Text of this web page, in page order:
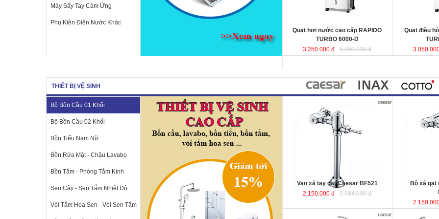
Máy Sấy Tay Cảm Ứng
Phụ Kiện Điện Nước Khác
hợp cho phòng ngủ.
: 440x340x970mm
Quạt hơi nước cao cấp RAPIDO
TURBO 6000-D
3.250.000 đ
5.000.000 đ
Quạt điều
THIẾT BỊ VỆ SINH
Bộ Bồn Cầu 01 Khối
Bộ Bồn Cầu 02 Khối
Bồn Tiểu Nam Nữ
Bồn Rửa Mặt - Chậu Lavabo
Bồn Tắm - Phòng Tắm Kính
Sen Cây - Sen Tắm Nhiệt Độ
Vòi Tắm Hoa Sen - Vòi Sen Tắm
Van xả tay gạt Caesar BF521
2.150.000 đ
2.684.000 đ
Bộ xả gạt